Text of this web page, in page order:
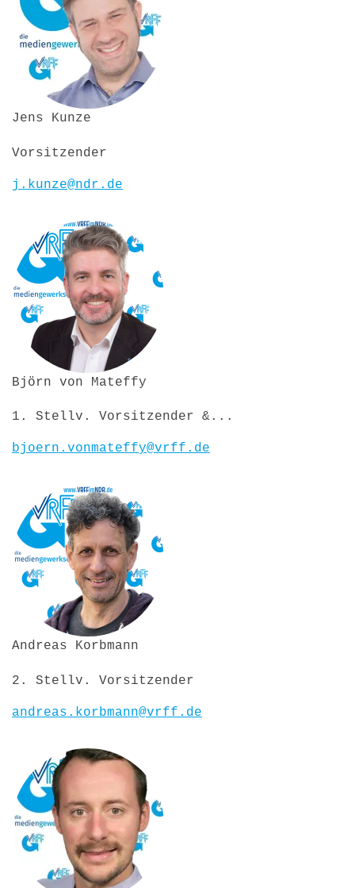
Jens Kunze
Vorsitzender
j.kunze@ndr.de
Björn von Mateffy
1. Stellv. Vorsitzender &...
bjoern.vonmateffy@vrff.de
Andreas Korbmann
2. Stellv. Vorsitzender
andreas.korbmann@vrff.de